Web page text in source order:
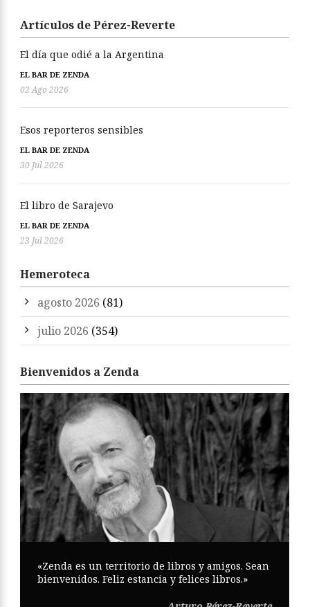
Artículos de Pérez-Reverte
El día que odié a la Argentina
EL BAR DE ZENDA
02 Ago 2026
Esos reporteros sensibles
EL BAR DE ZENDA
30 Jul 2026
El libro de Sarajevo
EL BAR DE ZENDA
23 Jul 2026
Hemeroteca
agosto 2026 (81)
julio 2026 (354)
Bienvenidos a Zenda
«Zenda es un territorio de libros y amigos. Sean
bienvenidos. Feliz estancia y felices libros.»